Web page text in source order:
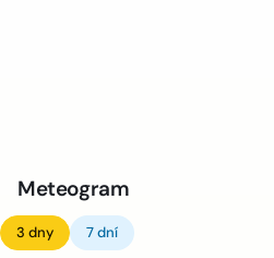
Meteogram
3 dny 7 dní